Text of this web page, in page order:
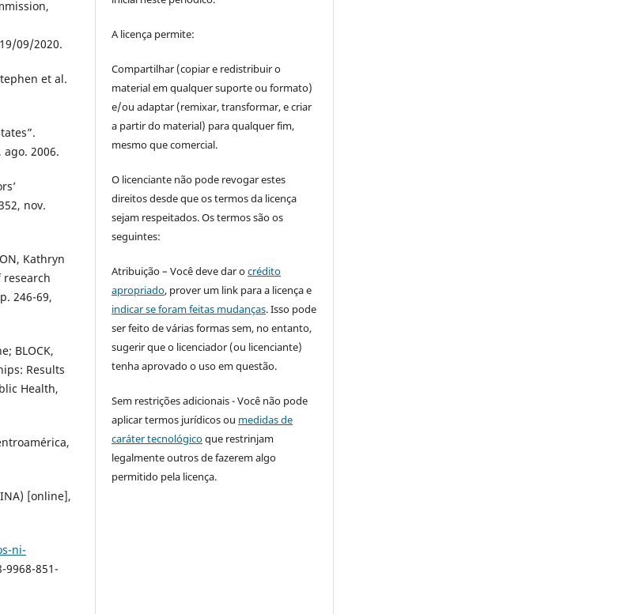
09/2020.
et al.
ago. 2006.
nov.
Kathryn
246-69,
BLOCK,
Results
Health,
[online],
ni-
9968-851-
A licença permite:
Compartilhar (copiar e redistribuir o
material em qualquer suporte ou formato)
e/ou adaptar (remixar, transformar, e criar
a partir do material) para qualquer fim,
mesmo que comercial.
O licenciante não pode revogar estes
direitos desde que os termos da licença
sejam respeitados. Os termos são os
seguintes:
Atribuição – Você deve dar ocrédito
apropriado, prover um link para a licença e
indicar se foram feitas mudanças. Isso pode
ser feito de várias formas sem, no entanto,
sugerir que o licenciador (ou licenciante)
tenha aprovado o uso em questão.
Sem restrições adicionais - Você não pode
aplicar termos jurídicos ou medidas de
caráter tecnológicoque restrinjam
legalmente outros de fazerem algo
permitido pela licença.